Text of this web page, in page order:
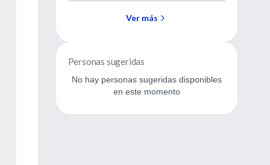
podrían estar sobreestimados....
Ver más
Personas sugeridas
No hay personas sugeridas disponibles
en este momento